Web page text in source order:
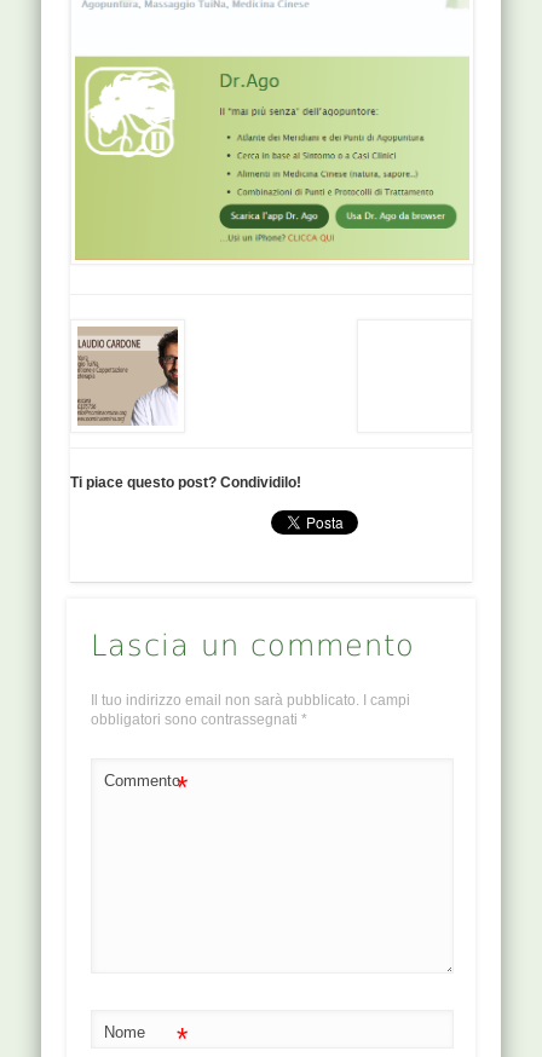
Ti piace questo post? Condividilo!
Lascia un commento
Il tuo indirizzo email non sarà pubblicato. I campi
obbligatori sono contrassegnati *
Commento*
Nome *